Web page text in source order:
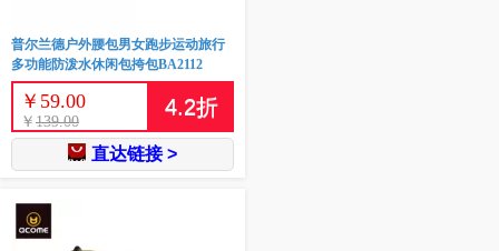
普尔兰德户外腰包男女跑步运动旅行
多功能防泼水休闲包挎包BA2112
￥ 59.00
￥ 139.00
4.2折
直达链接 >